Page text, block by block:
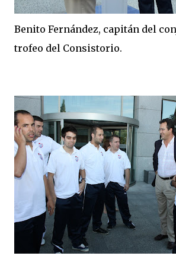
Benito Fernández, capitán del
trofeo del Consistorio.